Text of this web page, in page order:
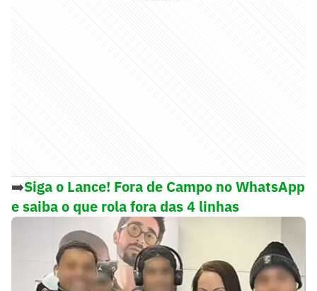
➡️Siga o Lance! Fora de Campo no WhatsApp
e saiba o que rola fora das 4 linhas